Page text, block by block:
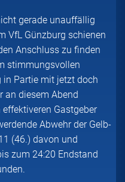
gerade unauffällig
VfL Günzburg schienen
Anschluss zu finden
stimmungsvollen
Partie mit jetzt doch
an diesem Abend
Gastgeber
Abwehr der Gelb-
(46.) davon und
zum 24:20 Endstand